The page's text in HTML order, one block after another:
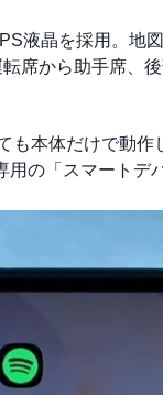
液晶を採用。地
席から助手席、
本体だけで動
の「スマート